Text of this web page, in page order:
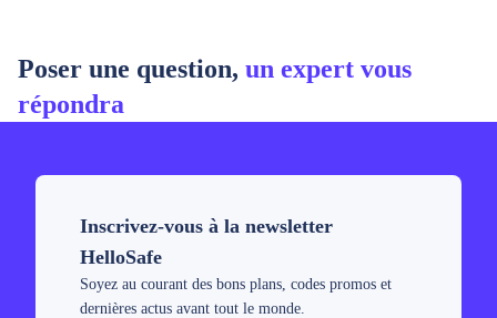
Poser une question, un expert vous
répondra
Inscrivez-vous à la newsletter
HelloSafe
Soyez au courant des bons plans, codes promos et
dernières actus avant tout le monde.